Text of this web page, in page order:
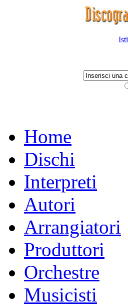
Home
Dischi
Interpreti
Autori
Arrangiatori
Produttori
Orchestre
Musicisti